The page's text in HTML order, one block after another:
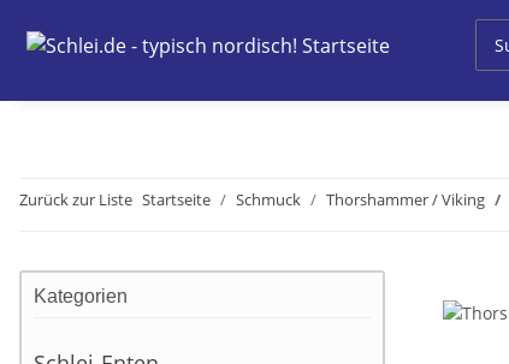
Zurück zur Liste Startseite Schmuck Thorshammer / Viking
Kategorien